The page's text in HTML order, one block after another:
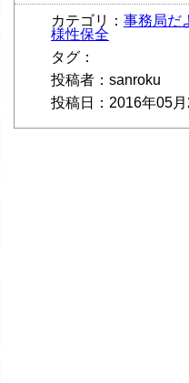
カテゴリ： 事務局だ
様性保全
タグ：
投稿者：sanroku
投稿日：2016年05